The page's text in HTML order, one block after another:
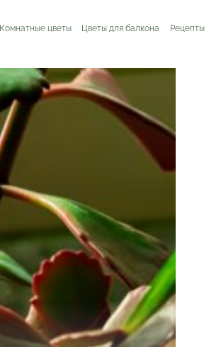
Комнатные цветы Цветы для балкона Рецепты